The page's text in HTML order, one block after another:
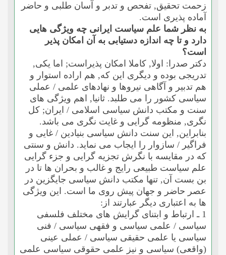
زحمت تحقیق, تفحص و تدبر و آسان طلبى و حاضر
آماده پذیرى است.
به نظر شما علم سیاست ایرانى چه ویژگى هایى
دارد و تا چه اندازه دستیابى به آن امکان پذیر
است؟
دکتر صدرا: اولا, کاملا امکان پذیراست; اما یکى,
تدریجى بوده و دیگرى این که, هم اراده استوار و
هم تدبیر و آگاهى نیروها و نهادهاى علمى / عملى
سیاسى کشور را مى طلبد. ثانیا, اهم ویژگى هاى
سنت و مکتب دانش سیاسى اسلامى / ایران; کل
نگرى, منظومه گرایى و غایت نگرى مى باشد.
بنابراین, این سنت دانش سیاسى بنیادین / غایى و
فراگیر / سازوار را ایجاب مى نماید. دانش و سنتى
که در مقایسه با نگرش تجزیه گرایى و جزء گرایى
علم سیاست طبیعى رایج و غالب و بحران ها تا در
بن بست آن, تنها مکتب دانش سیاسى جایگزین در
عصر حاضر و جهان پیش روى ما است. این ویژگى
ها به اعتبارى دیگر عبارتند از:
1 ـ ارتباط و ابتناى گرایش هاى مختلف فلسفى
سیاسى / علمى سیاسى و فقهى سیاسى / فنى
سیاسى یا علمى حقیقى سیاسى / عملى عینى
(واقعى) سیاسى و نیز علمى حقوقى سیاسى علمى